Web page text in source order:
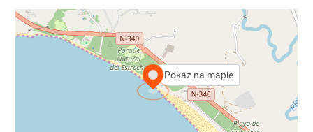
Pokaż na mapie